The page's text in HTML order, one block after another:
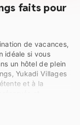
faits pour
de vacances,
idéale si vous
un hôtel de plein
Yukadi Villages
et à la
besoins et à vos